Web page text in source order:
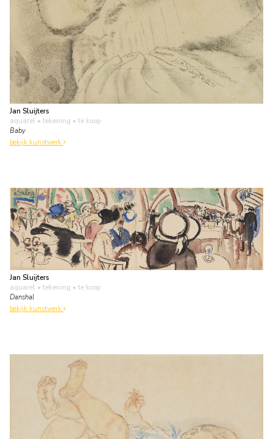
Jan Sluijters
aquarel • tekening • te koop
Baby
bekijk kunstwerk
Jan Sluijters
aquarel • tekening • te koop
Danshal
bekijk kunstwerk